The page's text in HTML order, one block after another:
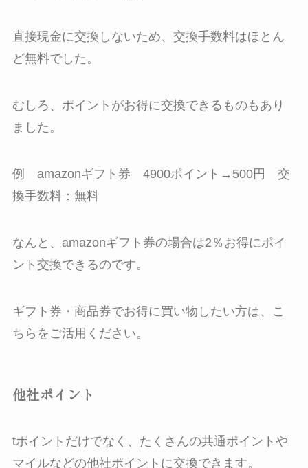
直接現金に交換しないため、交換手数料はほとん
ど無料でした。
むしろ、ポイントがお得に交換できるものもあり
ました。
例 amazonギフト券 4900ポイント→500円 交
換手数料：無料
なんと、amazonギフト券の場合は2％お得にポイ
ント交換できるのです。
ギフト券・商品券でお得に買い物したい方は、こ
ちらをご活用ください。
他社ポイント
tポイントだけでなく、たくさんの共通ポイントや
マイルなどの他社ポイントに交換できます。